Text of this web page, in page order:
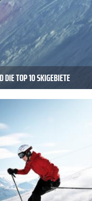
TOP 10 SKIGEBIETE